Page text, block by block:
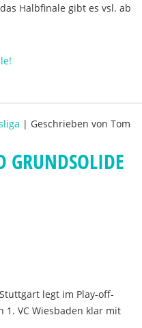
Halbfinale gibt es vsl. ab
| Geschrieben von Tom
GRUNDSOLIDE
legt im Play-off-
VC Wiesbaden klar mit